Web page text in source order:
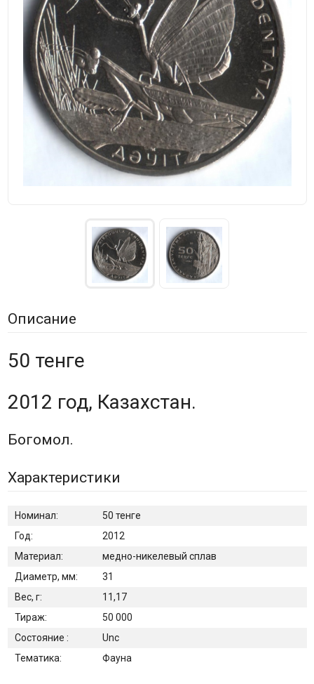
Описание
50 тенге
2012 год, Казахстан.
Богомол.
Характеристики
Номинал:
50 тенге
Год:
2012
Материал:
медно-никелевый сплав
Диаметр, мм:
31
Вес, г:
11,17
Тираж:
50 000
Состояние :
Unc
Тематика:
Фауна